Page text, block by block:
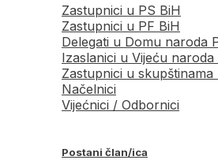
Zastupnici u PS BiH
Zastupnici u PF BiH
Delegati u Domu naroda
Izaslanici u Vijeću naroda
Zastupnici u skupštinama
Načelnici
Vijećnici / Odbornici
Postani član/ica